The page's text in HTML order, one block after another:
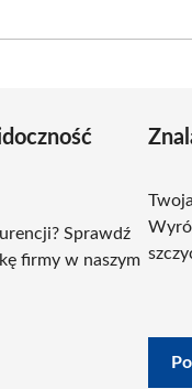
Sprawdź
firmy w naszym